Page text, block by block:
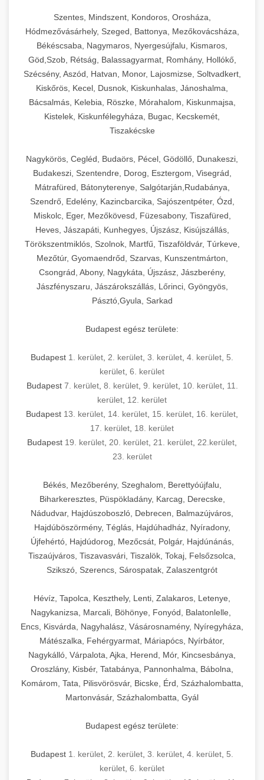
Szentes, Mindszent, Kondoros, Orosháza,
Hódmezővásárhely, Szeged, Battonya, Mezőkovácsháza,
Békéscsaba, Nagymaros, Nyergesújfalu, Kismaros,
Göd,Szob, Rétság, Balassagyarmat, Romhány, Hollókő,
Szécsény, Aszód, Hatvan, Monor, Lajosmizse, Soltvadkert,
Kiskőrös, Kecel, Dusnok, Kiskunhalas, Jánoshalma,
Bácsalmás, Kelebia, Röszke, Mórahalom, Kiskunmajsa,
Kistelek, Kiskunfélegyháza, Bugac, Kecskemét,
Tiszakécske
Nagykörös, Cegléd, Budaörs, Pécel, Gödöllő, Dunakeszi,
Budakeszi, Szentendre, Dorog, Esztergom, Visegrád,
Mátrafüred, Bátonyterenye, Salgótarján,Rudabánya,
Szendrő, Edelény, Kazincbarcika, Sajószentpéter, Ózd,
Miskolc, Eger, Mezőkövesd, Füzesabony, Tiszafüred,
Heves, Jászapáti, Kunhegyes, Újszász, Kisújszállás,
Törökszentmiklós, Szolnok, Martfű, Tiszaföldvár, Túrkeve,
Mezőtúr, Gyomaendrőd, Szarvas, Kunszentmárton,
Csongrád, Abony, Nagykáta, Újszász, Jászberény,
Jászfényszaru, Jászárokszállás, Lőrinci, Gyöngyös,
Pásztó,Gyula, Sarkad
Budapest egész területe:
Budapest 1. kerület 2. kerület 3. kerület 4. kerület 5.
kerület 6. kerület
Budapest 7. kerület, 8. kerület, 9. kerület, 10. kerület, 11.
kerület 12. kerület
Budapest 13. kerület 14. kerület 15. kerület 16. kerület
17. kerület 18. kerület
Budapest 19. kerület 20. kerület 21. kerület 22.kerület
23. kerület
Békés, Mezőberény, Szeghalom, Berettyóújfalu,
Biharkeresztes, Püspökladány, Karcag, Derecske,
Nádudvar, Hajdúszoboszló, Debrecen, Balmazújváros,
Hajdúböszörmény, Téglás, Hajdúhadház, Nyíradony,
Újfehértó, Hajdúdorog, Mezőcsát, Polgár, Hajdúnánás,
Tiszaújváros, Tiszavasvári, Tiszalök, Tokaj, Felsőzsolca,
Szikszó, Szerencs, Sárospatak, Zalaszentgrót
Hévíz, Tapolca, Keszthely, Lenti, Zalakaros, Letenye,
Nagykanizsa, Marcali, Böhönye, Fonyód, Balatonlelle,
Encs, Kisvárda, Nagyhalász, Vásárosnamény, Nyíregyháza,
Mátészalka, Fehérgyarmat, Máriapócs, Nyírbátor,
Nagykálló, Várpalota, Ajka, Herend, Mór, Kincsesbánya,
Oroszlány, Kisbér, Tatabánya, Pannonhalma, Bábolna,
Komárom, Tata, Pilisvörösvár, Bicske, Érd, Százhalombatta,
Martonvásár, Százhalombatta, Gyál
Budapest egész területe:
Budapest 1. kerület 2. kerület 3. kerület 4. kerület 5.
kerület 6. kerület